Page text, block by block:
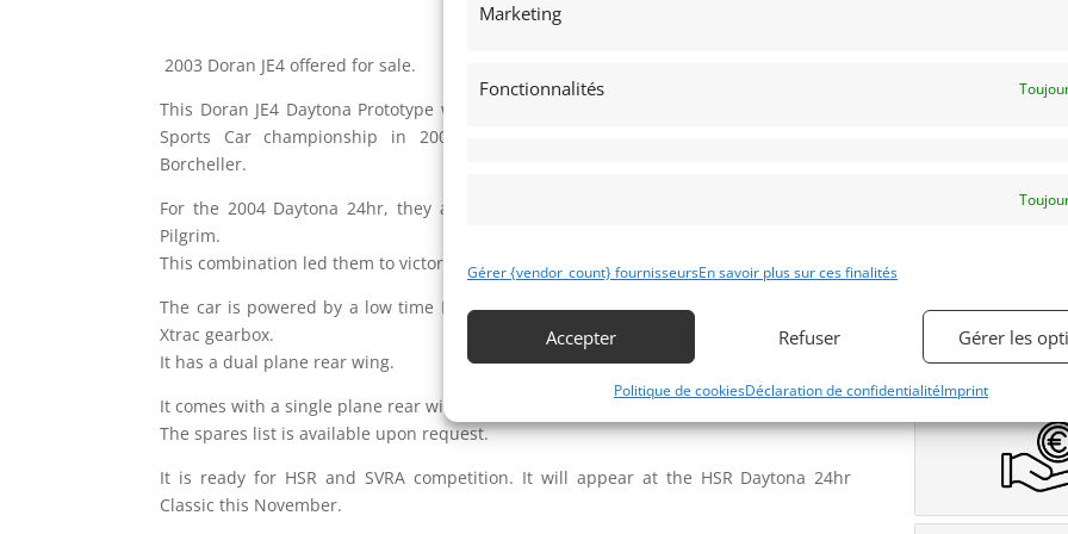
Marketing
Fonctionnalités
Gérer {vendor_count} fournisseursEn savoir plus sur ces finalités
Accepter Refuser Gérer les
Politique de cookiesDéclaration de confidentialitéImprint
2003 Doran JE4 offered for sale.
This Doran JE4 Daytona Prototype won 6 of 12 races on its way to winning the Rolex
Sports Car championship in 2003. The drivers were Forest Barber and Terry
Borcheller.
For the 2004 Daytona 24hr, they added the talents of Christian Fitipaldi and Andy
Pilgrim.
This combination led them to victory in the famed endurance race.
The car is powered by a low time Katech built Chevrolet LS engine with paddle shift
Xtrac gearbox.
It has a dual plane rear wing.
It comes with a single plane rear wing, 2 sets of wheels and a spare parts package.
The spares list is available upon request.
It is ready for HSR and SVRA competition. It will appear at the HSR Daytona 24hr
Classic this November.
Contacter
Obtenir